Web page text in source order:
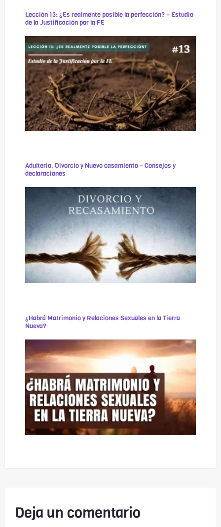
Lección 13: ¿Es realmente posible la perfección? – Estudio
de la Justificación por la FE
Adulterio, Divorcio y Nuevo casamiento – Consejos y
declaraciones
¿Habrá Matrimonio y Relaciones Sexuales en la Tierra
Nueva?
Deja un comentario